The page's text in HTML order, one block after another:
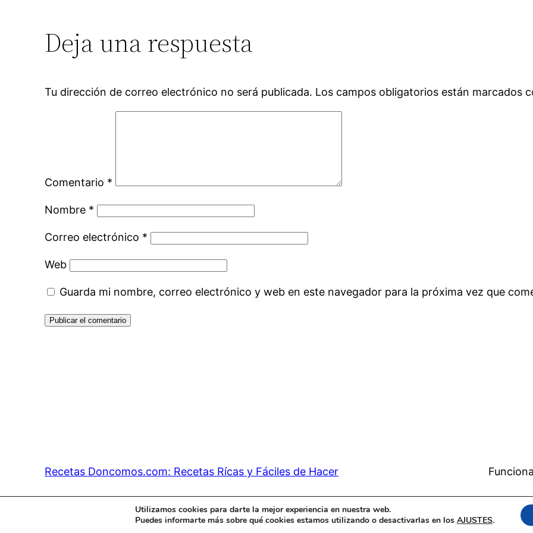
Deja una respuesta
Tu dirección de correo electrónico no será publicada. Los campos obligatorios están marcados
Comentario *
Nombre *
Correo electrónico *
Web
Guarda mi nombre, correo electrónico y web en este navegador para la próxima vez que
Recetas Doncomos.com: Recetas Rícas y Fáciles de Hacer
Utilizamos cookies para darte la mejor experiencia en nuestra web.
Puedes informarte más sobre qué cookies estamos utilizando o desactivarlas en los AJUSTES.